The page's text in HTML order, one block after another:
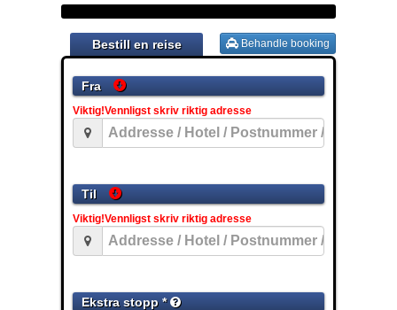
Bestill en reise Behandle booking
Fra
Viktig!Vennligst skriv riktig adresse
Til
Viktig!Vennligst skriv riktig adresse
Ekstra stopp *